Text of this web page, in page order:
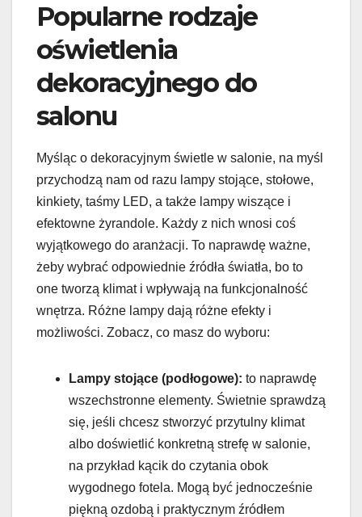
Popularne rodzaje
oświetlenia
dekoracyjnego do
salonu
Myśląc o dekoracyjnym świetle w salonie, na myśl
przychodzą nam od razu lampy stojące, stołowe,
kinkiety, taśmy LED, a także lampy wiszące i
efektowne żyrandole. Każdy z nich wnosi coś
wyjątkowego do aranżacji. To naprawdę ważne,
żeby wybrać odpowiednie źródła światła, bo to
one tworzą klimat i wpływają na funkcjonalność
wnętrza. Różne lampy dają różne efekty i
możliwości. Zobacz, co masz do wyboru:
Lampy stojące (podłogowe): to naprawdę
wszechstronne elementy. Świetnie sprawdzą
się, jeśli chcesz stworzyć przytulny klimat
albo doświetlić konkretną strefę w salonie,
na przykład kącik do czytania obok
wygodnego fotela. Mogą być jednocześnie
piękną ozdobą i praktycznym źródłem